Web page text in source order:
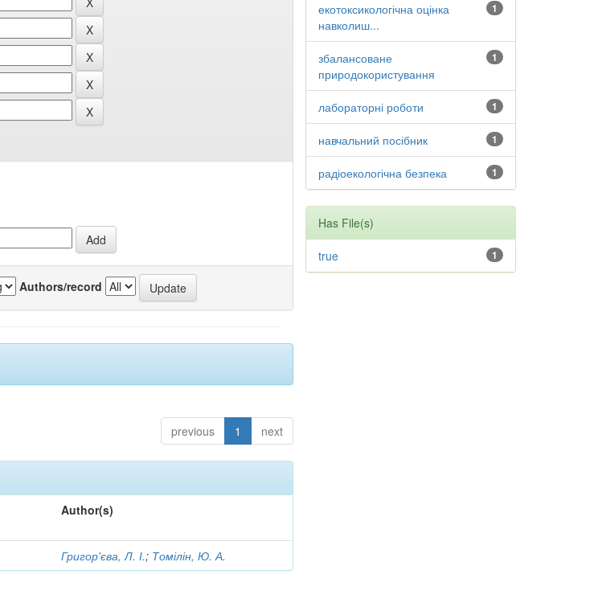
Authors/record
previous 1 next
Author(s)
Григор'єва, Л. І.; Томілін, Ю. А.
1
екотоксикологічна оцінка
навколиш...
1
збалансоване
природокористування
1
лабораторні роботи
1
навчальний посібник
1
радіоекологічна безпека
Has File(s)
1
true